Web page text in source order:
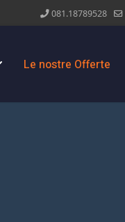
081.18789528
Le nostre Offerte